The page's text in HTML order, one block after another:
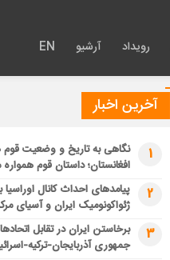
رویداد آرشیو EN
آخرین اخبار
1
نگاهی به تاریخ و وضعیت قوم
افغانستان؛ داستان قوم
2
پیامدهای احداث کانال اوراسیا
ژئواکونومیک ایران و آسیای
3
برخاستن ایران در تقابل
جمهوری آذربایجان-ترکیه-